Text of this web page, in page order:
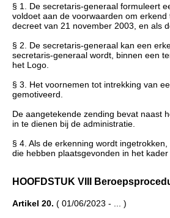
§ 1. De secretaris-generaal formuleert
voldoet aan de voorwaarden om
decreet van 21 november 2003, en als
§ 2. De secretaris-generaal kan een
secretaris-generaal wordt, binnen een
het Logo.
§ 3. Het voornemen tot intrekking van
gemotiveerd.
De aangetekende zending bevat naast
in te dienen bij de administratie.
§ 4. Als de erkenning wordt
die hebben plaatsgevonden in het
HOOFDSTUK VIII
Artikel 20. ( 01/06/2023 - ... )